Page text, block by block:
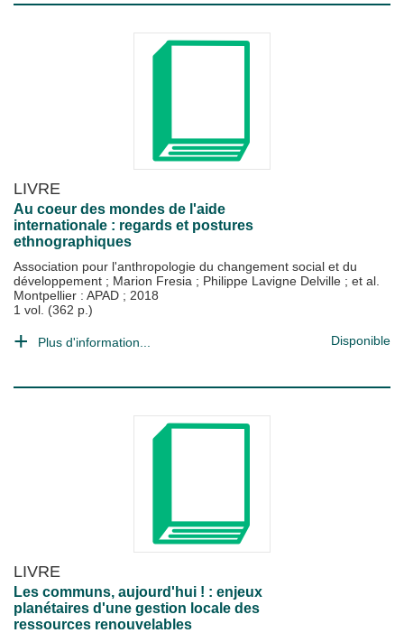
LIVRE
Au coeur des mondes de l'aide
internationale : regards et postures
ethnographiques
Association pour l'anthropologie du changement social et du
développement ; Marion Fresia ; Philippe Lavigne Delville ; et al.
Montpellier : APAD ; 2018
1 vol. (362 p.)
Plus d'information... Disponible
LIVRE
Les communs, aujourd'hui ! : enjeux
planétaires d'une gestion locale des
ressources renouvelables